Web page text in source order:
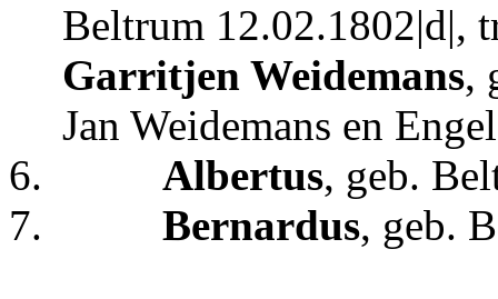
Beltrum 12.02.1802|d|,
Garritjen Weidemans,
Jan Weidemans en
6.
Albertus, geb.
7.
Bernardus, geb.